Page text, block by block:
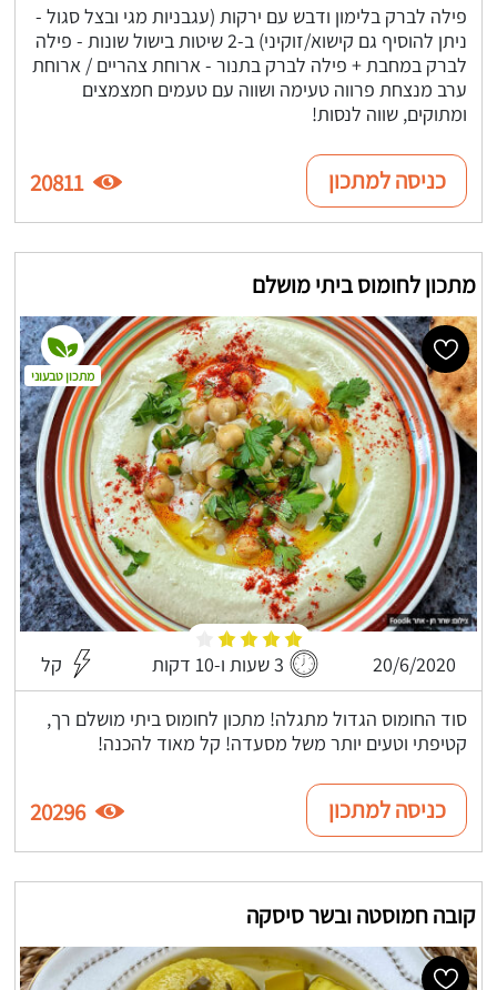
פילה לברק בלימון ודבש עם ירקות (עגבניות מגי ובצל סגול -
ניתן להוסיף גם קישוא/זוקיני) ב-2 שיטות בישול שונות - פילה
לברק במחבת + פילה לברק בתנור - ארוחת צהריים / ארוחת
ערב מנצחת פרווה טעימה ושווה עם טעמים חמצמצים
ומתוקים, שווה לנסות!
כניסה למתכון 20811
מתכון לחומוס ביתי מושלם
20/6/2020 3 שעות ו-10 דקות קל
סוד החומוס הגדול מתגלה! מתכון לחומוס ביתי מושלם רך,
קטיפתי וטעים יותר משל מסעדה! קל מאוד להכנה!
מתכון טבעוני
כניסה למתכון 20296
קובה חמוסטה ובשר סיסקה